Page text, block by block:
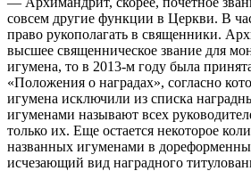
совсем другие функции в Церкви. В
право рукополагать в священники.
высшее священническое звание для
игумена, то в 2013-м году была
«Положения о наградах», согласно
игумена исключили из списка
игуменами называют всех
только их. Еще остается некоторое
названных игуменами в
исчезающий вид наградного